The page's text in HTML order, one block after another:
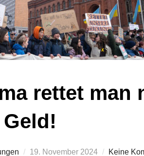
rettet man
Geld!
Veröffentlicht
19. November 2024 Keine